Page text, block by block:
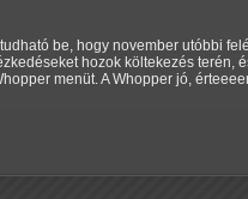
be, hogy november utóbbi
hozok költekezés terén,
menüt. A Whopper jó,